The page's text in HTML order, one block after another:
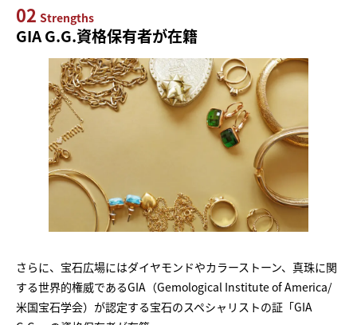
02 Strengths
GIA G.G.資格保有者が在籍
さらに、宝石広場にはダイヤモンドやカラーストーン、真珠に関
する世界的権威であるGIA（Gemological Institute of America/
米国宝石学会）が認定する宝石のスペシャリストの証「GIA